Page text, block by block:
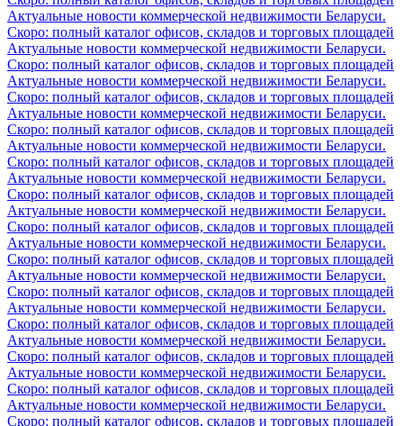
Актуальные новости коммерческой недвижимости Беларуси.
Скоро: полный каталог офисов, складов и торговых площадей
Актуальные новости коммерческой недвижимости Беларуси.
Скоро: полный каталог офисов, складов и торговых площадей
Актуальные новости коммерческой недвижимости Беларуси.
Скоро: полный каталог офисов, складов и торговых площадей
Актуальные новости коммерческой недвижимости Беларуси.
Скоро: полный каталог офисов, складов и торговых площадей
Актуальные новости коммерческой недвижимости Беларуси.
Скоро: полный каталог офисов, складов и торговых площадей
Актуальные новости коммерческой недвижимости Беларуси.
Скоро: полный каталог офисов, складов и торговых площадей
Актуальные новости коммерческой недвижимости Беларуси.
Скоро: полный каталог офисов, складов и торговых площадей
Актуальные новости коммерческой недвижимости Беларуси.
Скоро: полный каталог офисов, складов и торговых площадей
Актуальные новости коммерческой недвижимости Беларуси.
Скоро: полный каталог офисов, складов и торговых площадей
Актуальные новости коммерческой недвижимости Беларуси.
Скоро: полный каталог офисов, складов и торговых площадей
Актуальные новости коммерческой недвижимости Беларуси.
Скоро: полный каталог офисов, складов и торговых площадей
Актуальные новости коммерческой недвижимости Беларуси.
Скоро: полный каталог офисов, складов и торговых площадей
Актуальные новости коммерческой недвижимости Беларуси.
Скоро: полный каталог офисов, складов и торговых площадей